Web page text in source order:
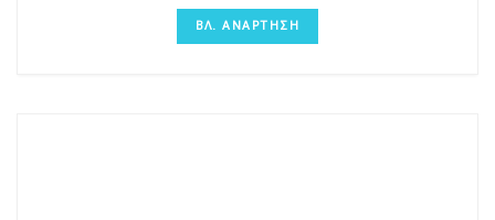
ΒΛ. ΑΝΑΡΤΗΣΗ